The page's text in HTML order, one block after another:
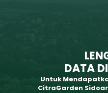
DATA
Untuk
CitraGarden